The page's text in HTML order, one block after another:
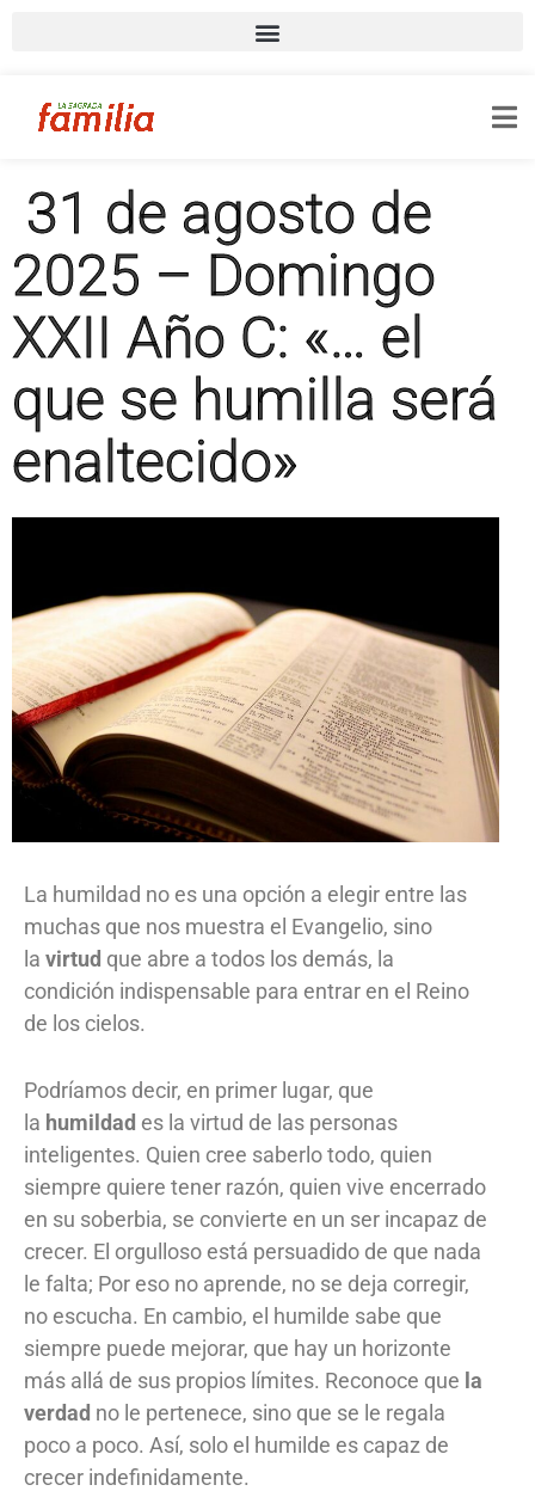
31 de agosto de
2025 – Domingo
XXII Año C: «… el
que se humilla será
enaltecido»
La humildad no es una opción a elegir entre las
muchas que nos muestra el Evangelio, sino
la virtud que abre a todos los demás, la
condición indispensable para entrar en el Reino
de los cielos.
Podríamos decir, en primer lugar, que
la humildad es la virtud de las personas
inteligentes. Quien cree saberlo todo, quien
siempre quiere tener razón, quien vive encerrado
en su soberbia, se convierte en un ser incapaz de
crecer. El orgulloso está persuadido de que nada
le falta; Por eso no aprende, no se deja corregir,
no escucha. En cambio, el humilde sabe que
siempre puede mejorar, que hay un horizonte
más allá de sus propios límites. Reconoce que la
verdad no le pertenece, sino que se le regala
poco a poco. Así, solo el humilde es capaz de
crecer indefinidamente.